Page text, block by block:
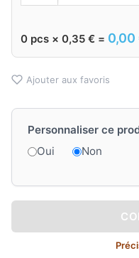
0 pcs × 0,35 € = 0,00
Ajouter aux favoris
Personnaliser ce
Oui
Non